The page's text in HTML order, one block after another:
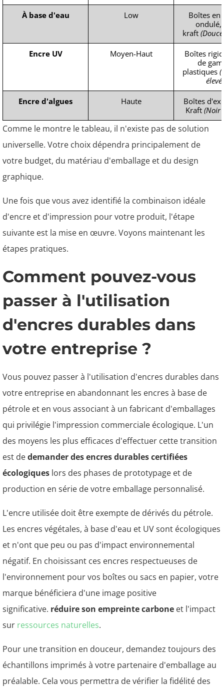
À base d'eau Low
Boîtes en
ondulé,
kraft
Encre UV Moyen-Haut
Boîtes
de
plastiques
Encre d'algues Haute
Boîtes
Kraft (Noir
Comme le montre le tableau, il n'existe pas de solution
universelle. Votre choix dépendra principalement de
votre budget, du matériau d'emballage et du design
graphique.
Une fois que vous avez identifié la combinaison idéale
d'encre et d'impression pour votre produit, l'étape
suivante est la mise en œuvre. Voyons maintenant les
étapes pratiques.
Comment pouvez-vous
passer à l'utilisation
d'encres durables dans
votre entreprise ?
Vous pouvez passer à l'utilisation d'encres durables dans
votre entreprise en abandonnant les encres à base de
pétrole et en vous associant à un fabricant d'emballages
qui privilégie l'impression commerciale écologique. L'un
des moyens les plus efficaces d'effectuer cette transition
est dedemander des encres durables certifiées
écologiques lors des phases de prototypage et de
production en série de votre emballage personnalisé.
L'encre utilisée doit être exempte de dérivés du pétrole.
Les encres végétales, à base d'eau et UV sont écologiques
et n'ont que peu ou pas d'impact environnemental
négatif. En choisissant ces encres respectueuses de
l'environnement pour vos boîtes ou sacs en papier, votre
marque bénéficiera d'une image positive
significative. réduire son empreinte carbone et l'impact
sur ressources naturelles.
Pour une transition en douceur, demandez toujours des
échantillons imprimés à votre partenaire d'emballage au
préalable. Cela vous permettra de vérifier la fidélité des